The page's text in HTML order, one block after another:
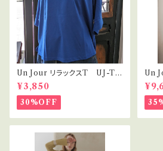
Un Jour リラックスT UJ-T0
01
¥3,850
30%OFF
Un Jour H/Wオ
トン